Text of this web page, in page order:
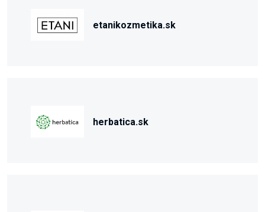
etanikozmetika.sk
herbatica.sk